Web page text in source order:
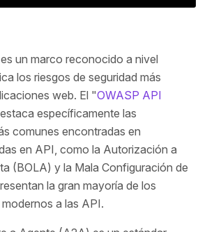
un marco reconocido a nivel
los riesgos de seguridad más
web. El "OWASP API
específicamente las
comunes encontradas en
en API, como la Autorización a
(BOLA) y la Mala Configuración de
la gran mayoría de los
a las API.